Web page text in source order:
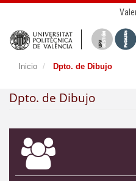
Inicio Dpto. de Dibujo
Dpto. de Dibujo